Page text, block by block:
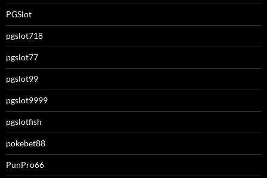
PGSlot
pgslot718
pgslot77
pgslot99
pgslot9999
pgslotfish
pokebet88
PunPro66